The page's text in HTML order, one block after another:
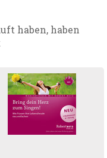
haben, haben